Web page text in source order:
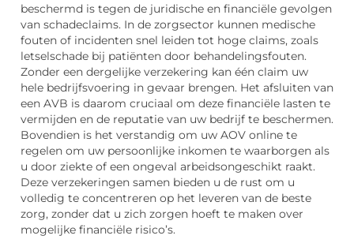
beschermd is tegen de juridische en financiële gevolgen
van schadeclaims. In de zorgsector kunnen medische
fouten of incidenten snel leiden tot hoge claims, zoals
letselschade bij patiënten door behandelingsfouten.
Zonder een dergelijke verzekering kan één claim uw
hele bedrijfsvoering in gevaar brengen. Het afsluiten van
een AVB is daarom cruciaal om deze financiële lasten te
vermijden en de reputatie van uw bedrijf te beschermen.
Bovendien is het verstandig om uw AOV online te
regelen om uw persoonlijke inkomen te waarborgen als
u door ziekte of een ongeval arbeidsongeschikt raakt.
Deze verzekeringen samen bieden u de rust om u
volledig te concentreren op het leveren van de beste
zorg, zonder dat u zich zorgen hoeft te maken over
mogelijke financiële risico’s.